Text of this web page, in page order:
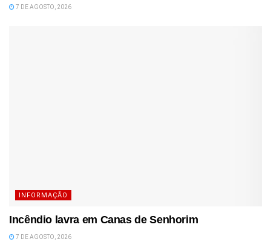
7 DE AGOSTO, 2026
INFORMAÇÃO
Incêndio lavra em Canas de Senhorim
7 DE AGOSTO, 2026